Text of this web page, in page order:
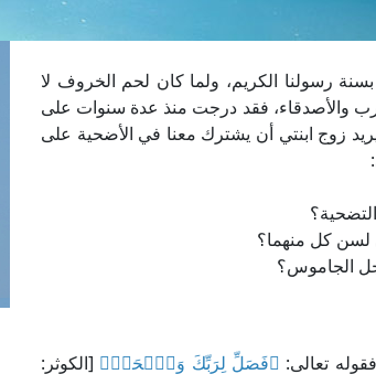
رسولنا الكريم، ولما كان لحم الخروف لا
والأصدقاء، فقد درجت منذ عدة سنوات على
زوج ابنتي أن يشترك معنا في الأضحية على
تعالى: ﴿فَصَلِّ لِرَبِّكَ وَٱنۡحَرۡ﴾ [الكوثر: